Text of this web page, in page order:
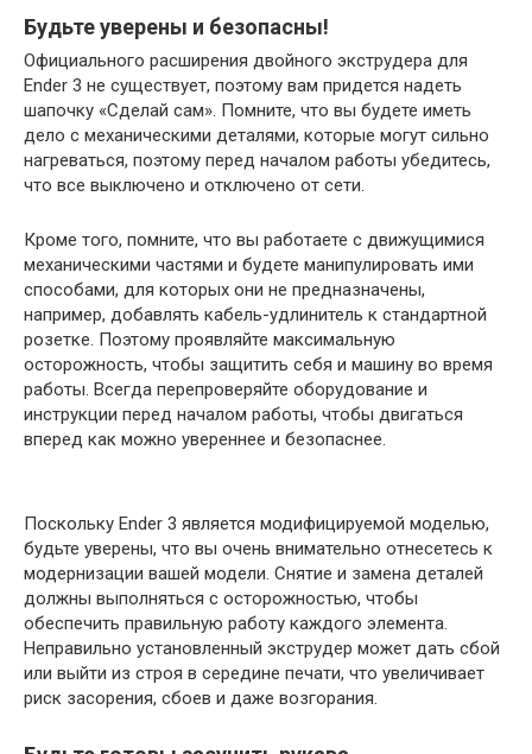
Будьте уверены и безопасны!
Официального расширения двойного экструдера для
Ender 3 не существует, поэтому вам придется надеть
шапочку «Сделай сам». Помните, что вы будете иметь
дело с механическими деталями, которые могут сильно
нагреваться, поэтому перед началом работы убедитесь,
что все выключено и отключено от сети.
Кроме того, помните, что вы работаете с движущимися
механическими частями и будете манипулировать ими
способами, для которых они не предназначены,
например, добавлять кабель-удлинитель к стандартной
розетке. Поэтому проявляйте максимальную
осторожность, чтобы защитить себя и машину во время
работы. Всегда перепроверяйте оборудование и
инструкции перед началом работы, чтобы двигаться
вперед как можно увереннее и безопаснее.
Поскольку Ender 3 является модифицируемой моделью,
будьте уверены, что вы очень внимательно отнесетесь к
модернизации вашей модели. Снятие и замена деталей
должны выполняться с осторожностью, чтобы
обеспечить правильную работу каждого элемента.
Неправильно установленный экструдер может дать сбой
или выйти из строя в середине печати, что увеличивает
риск засорения, сбоев и даже возгорания.